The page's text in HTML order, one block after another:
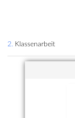
2. Klassenarbeit